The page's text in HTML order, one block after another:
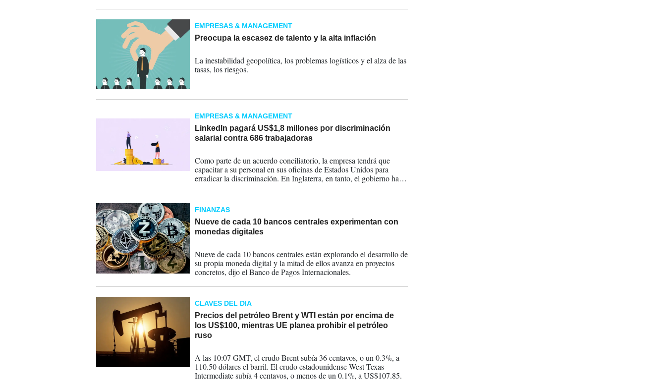
EMPRESAS & MANAGEMENT
Preocupa la escasez de talento y la alta inflación
La inestabilidad geopolítica, los problemas logísticos y el alza de las
tasas, los riesgos.
EMPRESAS & MANAGEMENT
LinkedIn pagará US$1,8 millones por discriminación
salarial contra 686 trabajadoras
Como parte de un acuerdo conciliatorio, la empresa tendrá que
capacitar a su personal en sus oficinas de Estados Unidos para
erradicar la discriminación. En Inglaterra, en tanto, el gobierno ha
casi el 70% de los puestos con la remuneración más baja.
FINANZAS
Nueve de cada 10 bancos centrales experimentan con
monedas digitales
Nueve de cada 10 bancos centrales están explorando el desarrollo de
su propia moneda digital y la mitad de ellos avanza en proyectos
concretos, dijo el Banco de Pagos Internacionales.
CLAVES DEL DÍA
Precios del petróleo Brent y WTI están por encima de
los US$100, mientras UE planea prohibir el petróleo
ruso
A las 10:07 GMT, el crudo Brent subía 36 centavos, o un 0.3%, a
110.50 dólares el barril. El crudo estadounidense West Texas
Intermediate subía 4 centavos, o menos de un 0.1%, a US$107.85.